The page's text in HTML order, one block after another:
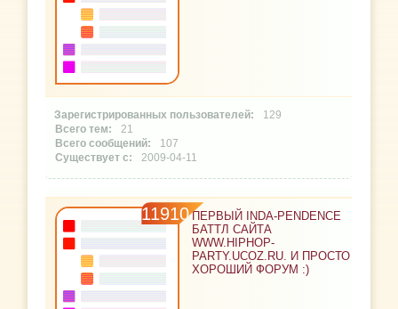
129
21
107
2009-04-11
11910 ПЕРВЫЙ INDA-PENDENCE
БАТТЛ САЙТА
WWW.HIPHOP-
PARTY.UCOZ.RU. И ПРОСТО
ХОРОШИЙ ФОРУМ :)